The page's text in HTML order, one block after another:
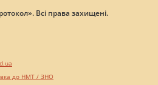
Всі права захищені.
до НМТ / ЗНО